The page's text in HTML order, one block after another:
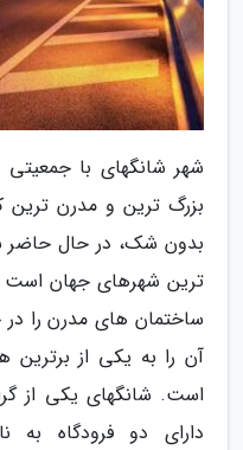
بزرگ ترین و مدرن
بدون شک، در حال حاضر
ترین شهرهای جهان است
ساختمان های مدرن را
آن را به یکی از برترین
است. شانگهای یکی از
دارای دو فرودگاه به